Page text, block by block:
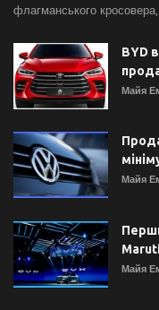
флагманського
BYD
Майя
Майя
Майя